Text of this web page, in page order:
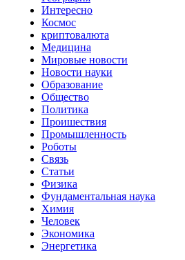
Интересно
Космос
криптовалюта
Медицина
Мировые новости
Новости науки
Образование
Общество
Политика
Проишествия
Промышленность
Роботы
Связь
Статьи
Физика
Фундаментальная наука
Химия
Человек
Экономика
Энергетика